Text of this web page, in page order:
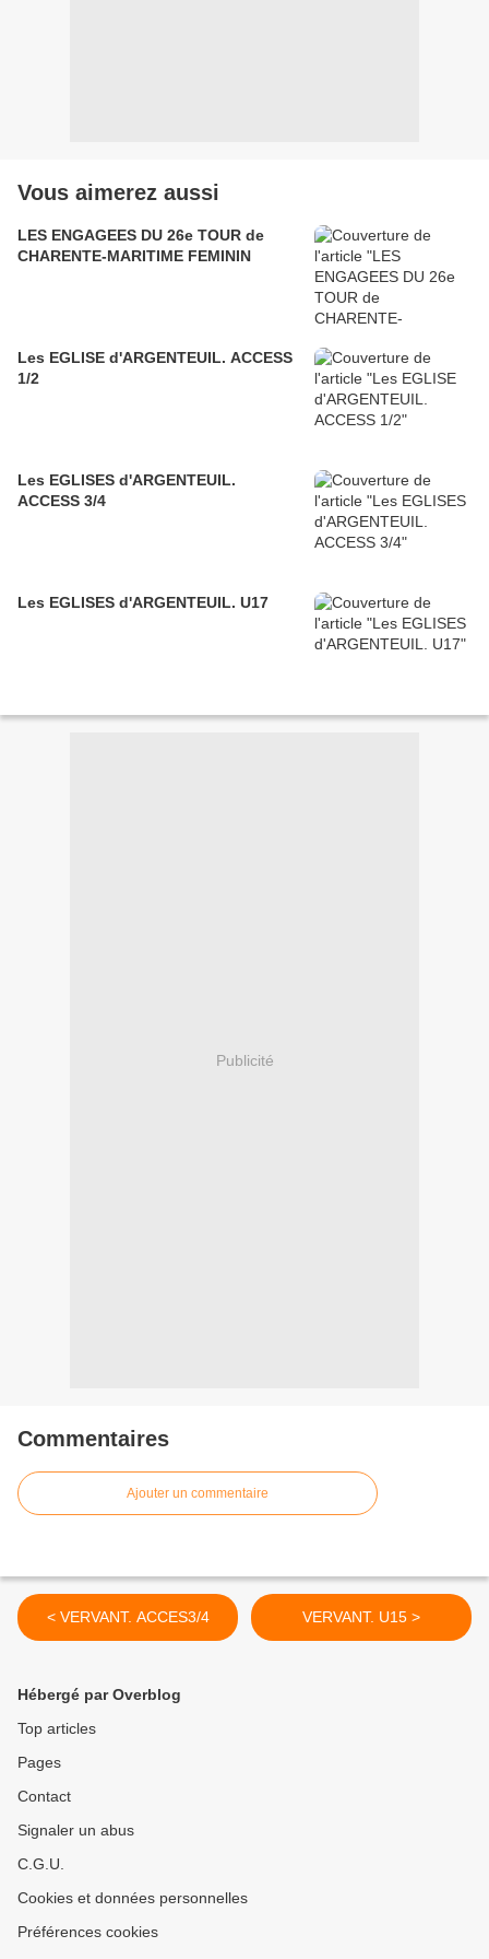
Vous aimerez aussi
LES ENGAGEES DU 26e TOUR de
CHARENTE-MARITIME FEMININ
Les EGLISE d'ARGENTEUIL. ACCESS
1/2
Les EGLISES d'ARGENTEUIL.
ACCESS 3/4
Les EGLISES d'ARGENTEUIL. U17
Publicité
Commentaires
Ajouter un commentaire
< VERVANT. ACCES3/4 VERVANT. U15 >
Hébergé par Overblog
Top articles
Pages
Contact
Signaler un abus
C.G.U.
Cookies et données personnelles
Préférences cookies